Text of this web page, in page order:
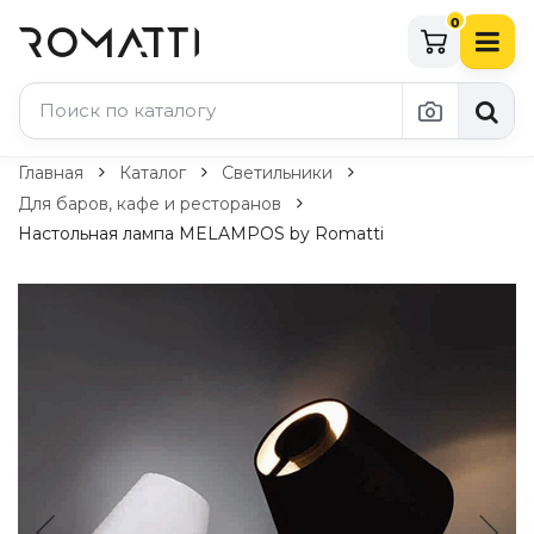
0
Каталог Romatti
Свет и освещение
Уличное освещение
Комплектующие
Главная Каталог
Светильники
Для баров, кафе и ресторанов
Настольная лампа MELAMPOS by Romatti